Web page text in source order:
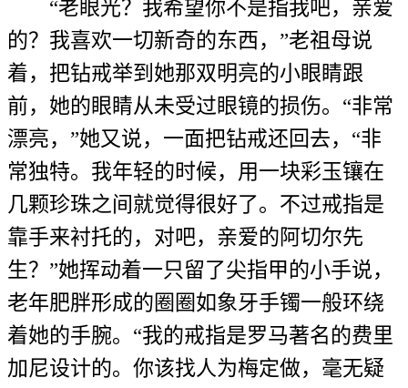
“老眼光？我希望你不是指我吧，亲爱
的？我喜欢一切新奇的东西，”老祖母说
着，把钻戒举到她那双明亮的小眼睛跟
前，她的眼睛从未受过眼镜的损伤。“非常
漂亮，”她又说，一面把钻戒还回去，“非
常独特。我年轻的时候，用一块彩玉镶在
几颗珍珠之间就觉得很好了。不过戒指是
靠手来衬托的，对吧，亲爱的阿切尔先
生？”她挥动着一只留了尖指甲的小手说，
老年肥胖形成的圈圈如象牙手镯一般环绕
着她的手腕。“我的戒指是罗马著名的费里
加尼设计的。你该找人为梅定做，毫无疑